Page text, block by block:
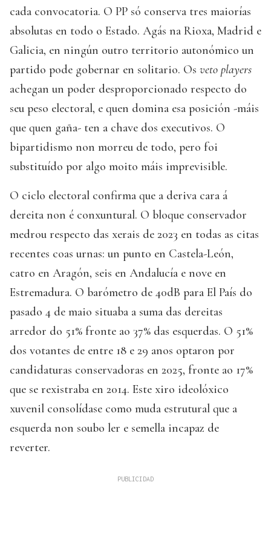
cada convocatoria. O PP só conserva tres maiorías
absolutas en todo o Estado. Agás na Rioxa, Madrid e
Galicia, en ningún outro territorio autonómico un
partido pode gobernar en solitario. Os veto players
achegan un poder desproporcionado respecto do
seu peso electoral, e quen domina esa posición -máis
que quen gaña- ten a chave dos executivos. O
bipartidismo non morreu de todo, pero foi
substituído por algo moito máis imprevisible.
O ciclo electoral confirma que a deriva cara á
dereita non é conxuntural. O bloque conservador
medrou respecto das xerais de 2023 en todas as citas
recentes coas urnas: un punto en Castela-León,
catro en Aragón, seis en Andalucía e nove en
Estremadura. O barómetro de 40dB para El País do
pasado 4 de maio situaba a suma das dereitas
arredor do 51% fronte ao 37% das esquerdas. O 51%
dos votantes de entre 18 e 29 anos optaron por
candidaturas conservadoras en 2025, fronte ao 17%
que se rexistraba en 2014. Este xiro ideolóxico
xuvenil consolídase como muda estrutural que a
esquerda non soubo ler e semella incapaz de
reverter.